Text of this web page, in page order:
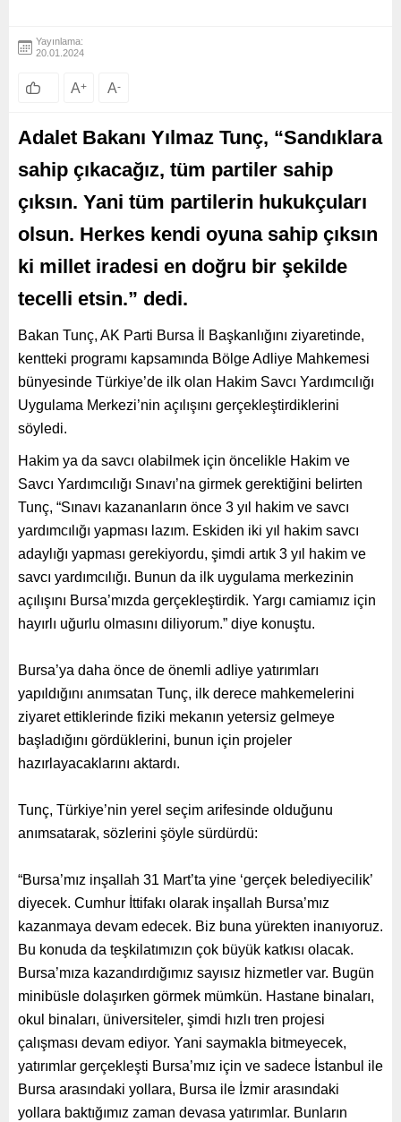
Yayınlama:
20.01.2024
A+ A-
Adalet Bakanı Yılmaz Tunç, “Sandıklara
sahip çıkacağız, tüm partiler sahip
çıksın. Yani tüm partilerin hukukçuları
olsun. Herkes kendi oyuna sahip çıksın
ki millet iradesi en doğru bir şekilde
tecelli etsin.” dedi.
Bakan Tunç, AK Parti Bursa İl Başkanlığını ziyaretinde,
kentteki programı kapsamında Bölge Adliye Mahkemesi
bünyesinde Türkiye’de ilk olan Hakim Savcı Yardımcılığı
Uygulama Merkezi’nin açılışını gerçekleştirdiklerini
söyledi.
Hakim ya da savcı olabilmek için öncelikle Hakim ve
Savcı Yardımcılığı Sınavı’na girmek gerektiğini belirten
Tunç, “Sınavı kazananların önce 3 yıl hakim ve savcı
yardımcılığı yapması lazım. Eskiden iki yıl hakim savcı
adaylığı yapması gerekiyordu, şimdi artık 3 yıl hakim ve
savcı yardımcılığı. Bunun da ilk uygulama merkezinin
açılışını Bursa’mızda gerçekleştirdik. Yargı camiamız için
hayırlı uğurlu olmasını diliyorum.” diye konuştu.
Bursa’ya daha önce de önemli adliye yatırımları
yapıldığını anımsatan Tunç, ilk derece mahkemelerini
ziyaret ettiklerinde fiziki mekanın yetersiz gelmeye
başladığını gördüklerini, bunun için projeler
hazırlayacaklarını aktardı.
Tunç, Türkiye’nin yerel seçim arifesinde olduğunu
anımsatarak, sözlerini şöyle sürdürdü:
“Bursa’mız inşallah 31 Mart’ta yine ‘gerçek belediyecilik’
diyecek. Cumhur İttifakı olarak inşallah Bursa’mız
kazanmaya devam edecek. Biz buna yürekten inanıyoruz.
Bu konuda da teşkilatımızın çok büyük katkısı olacak.
Bursa’mıza kazandırdığımız sayısız hizmetler var. Bugün
minibüsle dolaşırken görmek mümkün. Hastane binaları,
okul binaları, üniversiteler, şimdi hızlı tren projesi
çalışması devam ediyor. Yani saymakla bitmeyecek,
yatırımlar gerçekleşti Bursa’mız için ve sadece İstanbul ile
Bursa arasındaki yollara, Bursa ile İzmir arasındaki
yollara baktığımız zaman devasa yatırımlar. Bunların